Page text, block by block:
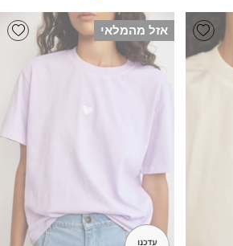
Add wishlistאזל מהמלאי